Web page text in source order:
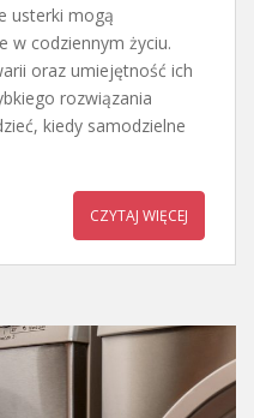
usterki mogą
w codziennym życiu.
oraz umiejętność ich
rozwiązania
kiedy samodzielne
CZYTAJ WIĘCEJ